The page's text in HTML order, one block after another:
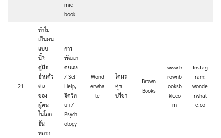
mic
book
21
ทำไม
เป็นคน
แบบ
นี้?:
คู่มือ
อ่านตัว
ตน
ของ
ผู้คน
ในโลก
อัน
หลาก
การ
พัฒนา
ตนเอง
/ Self-
Help,
จิตวิท
ยา /
Psych
ology
Wond
erwha
le
โตมร
ศุข
ปรีชา
Brown
Books
www.b
rownb
ooksb
kk.co
m
Instag
ram:
wonde
rwhal
e.co